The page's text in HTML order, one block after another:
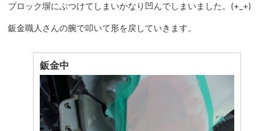
ブロック塀にぶつけてしまいかなり凹んでしまいました。(+_+)
鈑金職人さんの腕で叩いて形を戻していきます。
鈑金中